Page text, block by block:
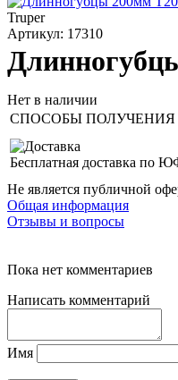
Truper
Артикул: 17310
Нет в наличии
СПОСОБЫ ПОЛУЧЕНИЯ
Бесплатная доставка по
Не является публичной
Общая информация
Отзывы и вопросы
Пока нет комментариев
Написать комментарий
Имя